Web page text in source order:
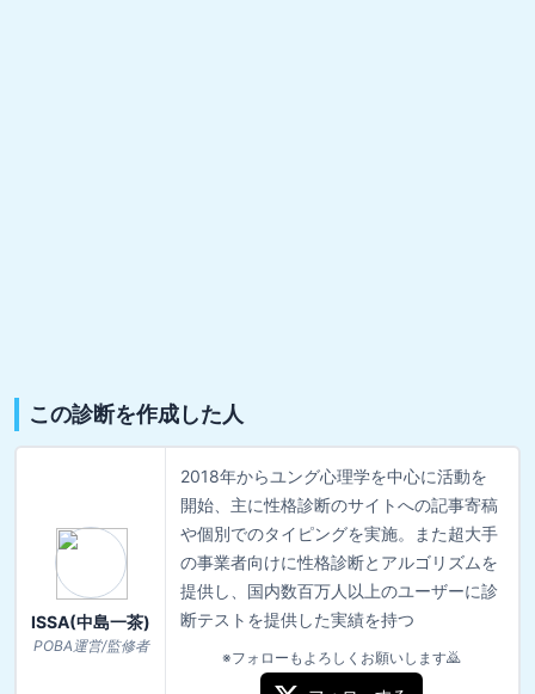
この診断を作成した人
ISSA(中島一茶)
POBA運営/監修者
2018年からユング心理学を中心に活動を
開始、主に性格診断のサイトへの記事寄稿
や個別でのタイピングを実施。また超大手
の事業者向けに性格診断とアルゴリズムを
提供し、国内数百万人以上のユーザーに診
断テストを提供した実績を持つ
※フォローもよろしくお願いします🙇